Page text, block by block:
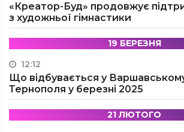
«Креатор-Буд» продовжує
з художньої гімнастики
19 БЕРЕЗНЯ
12:12
Що відбувається у
Тернополя у березні 2025
21 ЛЮТОГО